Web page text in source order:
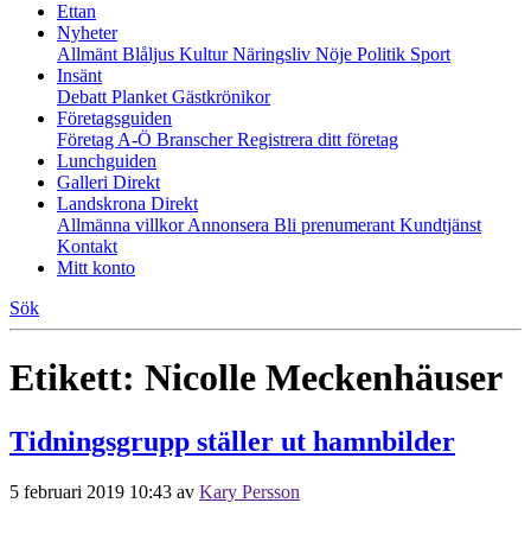
Ettan
Nyheter
Allmänt Blåljus KulturNäringsliv Nöje Politik Sport
Insänt
Debatt Planket Gästkrönikor
Företagsguiden
Företag A-Ö BranscherRegistrera ditt företag
Lunchguiden
Galleri Direkt
Landskrona Direkt
Allmänna villkorAnnonsera Bli prenumerant Kundtjänst
Kontakt
Mitt konto
Sök
Etikett: Nicolle Meckenhäuser
Tidningsgrupp ställer ut hamnbilder
5 februari 2019 10:43 av Kary Persson